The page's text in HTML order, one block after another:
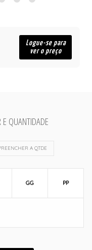
Logue-se para
ver o preço
QUANTIDADE
A QTDE
GG PP